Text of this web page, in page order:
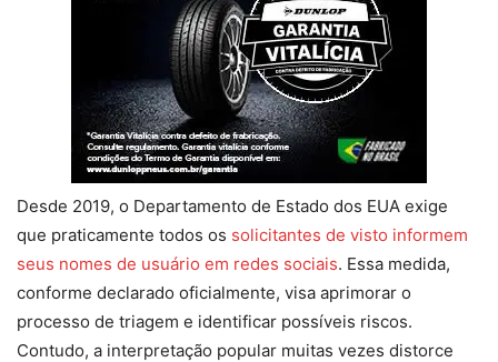
Desde 2019, o Departamento de Estado dos EUA exige
que praticamente todos os solicitantes de visto informem
seus nomes de usuário em redes sociais. Essa medida,
conforme declarado oficialmente, visa aprimorar o
processo de triagem e identificar possíveis riscos.
Contudo, a interpretação popular muitas vezes distorce